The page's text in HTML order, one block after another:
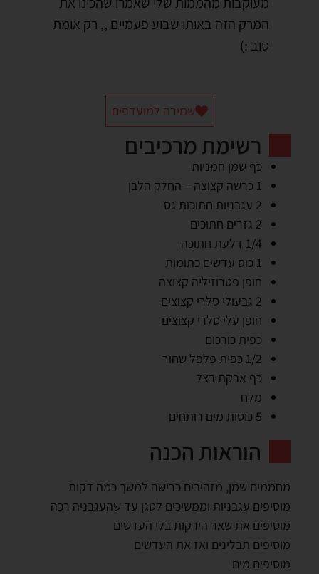
המרק הזה באותו שבוע פעמיים ,, רק אומת
טוב :)
רשימת מרכיבים
שמירה למועדפים
כף שמן חמניות
1 כרשה קצוצה – החלק הלבן
2 עגבניות חתוכות גס
2 גזרים חתוכים
1/4 דלעת חתוכה
1 כוס עדשים כתומות
חופן פטרוזיליה קצוצה
2 גבעולי סלרי קצוצים
חופן עלי סלרי קצוצים
כפית כורכום
1/2 כפית פלפל שחור
כף אבקת בצל
מלח
5 כוסות מים רותחים
הוראות הכנה
מחממים שמן, מזהיבים כרישה למשך כמה דקות
מוסיפים עגבניות וממשיכים לטגן עד שהעגבניה רכה
מוסיפים את שאר הירקות בלי העדשים
מוסיפים תבלינים ואז את העדשים
מוסיפים מים